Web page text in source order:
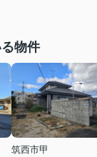
物件
筑西市甲